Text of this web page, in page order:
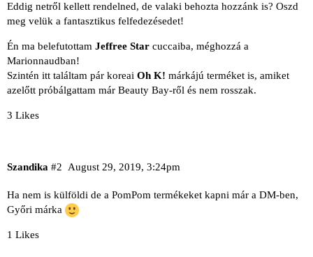
Eddig netről kellett rendelned, de valaki behozta hozzánk is? Oszd
meg velük a fantasztikus felfedezésedet!
Én ma belefutottam Jeffree Star cuccaiba, méghozzá a
Marionnaudban!
Szintén itt találtam pár koreai Oh K! márkájú terméket is, amiket
azelőtt próbálgattam már Beauty Bay-ről és nem rosszak.
3 Likes
Szandika August 29, 2019, 3:24pm
#2
Ha nem is külföldi de a PomPom termékeket kapni már a DM-ben,
Győri márka
1 Likes